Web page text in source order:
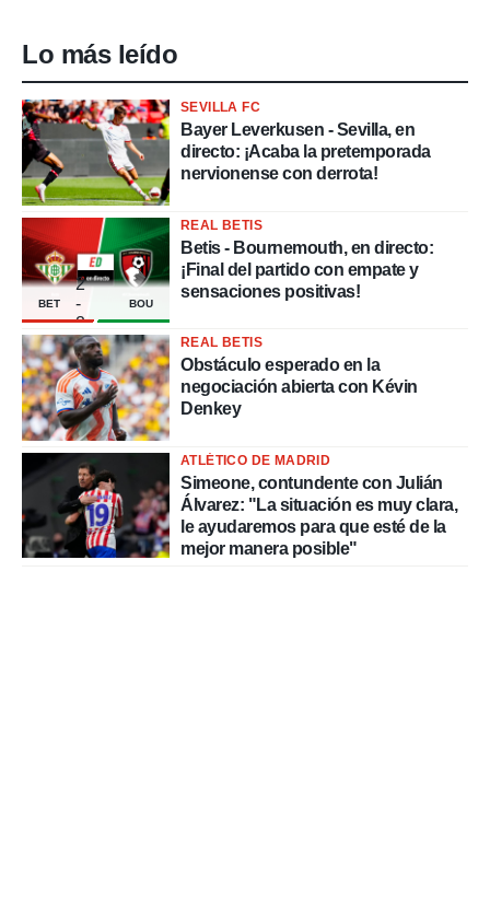
Lo más leído
SEVILLA FC
Bayer Leverkusen - Sevilla, en
directo: ¡Acaba la pretemporada
nervionense con derrota!
BET
2
-
2
BOU
REAL BETIS
Betis - Bournemouth, en directo:
¡Final del partido con empate y
sensaciones positivas!
REAL BETIS
Obstáculo esperado en la
negociación abierta con Kévin
Denkey
ATLÉTICO DE MADRID
Simeone, contundente con Julián
Álvarez: "La situación es muy clara,
le ayudaremos para que esté de la
mejor manera posible"